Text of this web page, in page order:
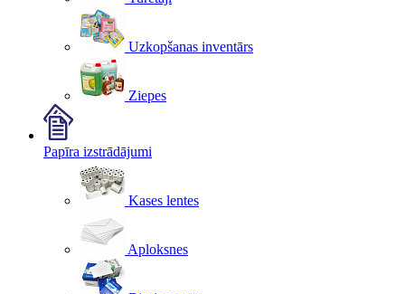
Uzkopšanas inventārs
Ziepes
Papīra izstrādājumi
Kases lentes
Aploksnes